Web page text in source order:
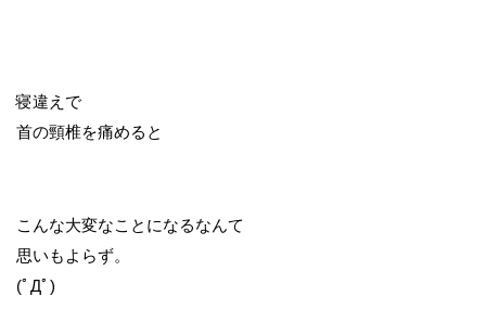
寝違えで
首の頸椎を痛めると
こんな大変なことになるなんて
思いもよらず。
(ﾟДﾟ)